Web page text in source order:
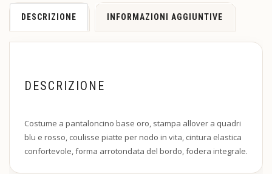
DESCRIZIONE INFORMAZIONI AGGIUNTIVE
DESCRIZIONE
Costume a pantaloncino base oro, stampa allover a quadri
blu e rosso, coulisse piatte per nodo in vita, cintura elastica
confortevole, forma arrotondata del bordo, fodera integrale.